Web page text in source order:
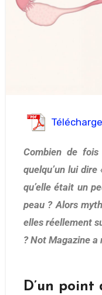
Combien de fois une femme a t-elle entendue
quelqu’un lui dire
qu’elle était un
peau ? Alors
elles réellement
? Not Magazine a
D’un point